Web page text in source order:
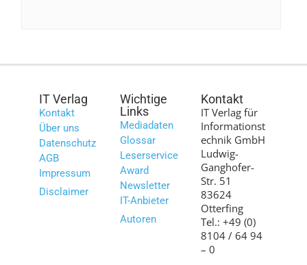
IT Verlag
Kontakt
Über uns
Datenschutz
AGB
Impressum
Disclaimer
Wichtige
Links
Mediadaten
Glossar
Leserservice
Award
Newsletter
IT-Anbieter
Autoren
Kontakt
IT Verlag für
Informationst
echnik GmbH
Ludwig-
Ganghofer-
Str. 51
83624
Otterfing
Tel.: +49 (0)
8104 / 64 94
– 0